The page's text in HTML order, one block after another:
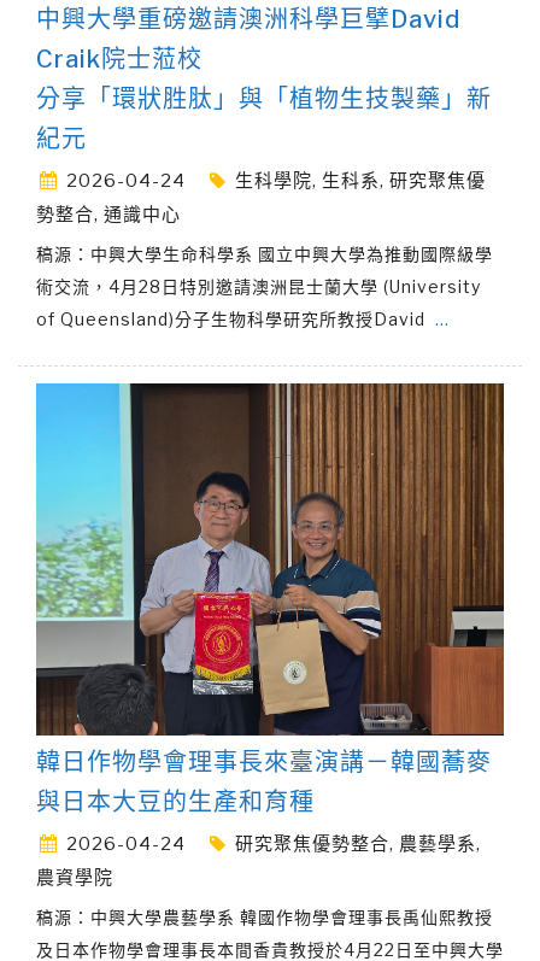
中興大學重磅邀請澳洲科學巨擘David
Craik院士蒞校
分享「環狀胜肽」與「植物生技製藥」新
紀元
2026-04-24 生科學院, 生科系, 研究聚焦優
勢整合, 通識中心
稿源：中興大學生命科學系 國立中興大學為推動國際級學
術交流，4月28日特別邀請澳洲昆士蘭大學 (University
of Queensland)分子生物科學研究所教授David …
韓日作物學會理事長來臺演講－韓國蕎麥
與日本大豆的生產和育種
2026-04-24 研究聚焦優勢整合, 農藝學系,
農資學院
稿源：中興大學農藝學系 韓國作物學會理事長禹仙熙教授
及日本作物學會理事長本間香貴教授於4月22日至中興大學